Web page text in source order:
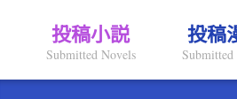
投稿小説
Submitted Novels
投稿
Submitted